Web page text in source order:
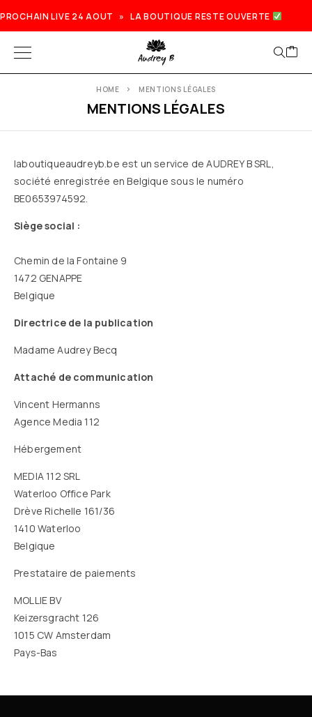
PROCHAIN LIVE 24 AOUT » LA BOUTIQUE RESTE OUVERTE
MENTIONS LÉGALES
HOME MENTIONS LÉGALES
laboutiqueaudreyb.be est un service de AUDREY B SRL,
société enregistrée en Belgique sous le numéro
BE0653974592.
Siège social :
Chemin de la Fontaine 9
1472 GENAPPE
Belgique
Directrice de la publication
Madame Audrey Becq
Attaché de communication
Vincent Hermanns
Agence Media 112
Hébergement
MEDIA 112 SRL
Waterloo Office Park
Drève Richelle 161/36
1410 Waterloo
Belgique
Prestataire de paiements
MOLLIE BV
Keizersgracht 126
1015 CW Amsterdam
Pays-Bas